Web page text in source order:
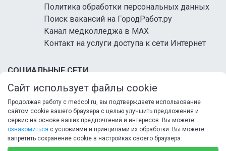
Политика обработки персональных данных
Поиск вакансий на ГородРабот.ру
Канал медколледжа в MAX
Контакт на услуги доступа к сети Интернет
СОЦИАЛЬНЫЕ СЕТИ
© 2026 ФГБ ПОУ «Кисловодский медицинский
Сайт использует файлы cookie
Продолжая работу с medcol.ru, вы подтверждаете использование
сайтом cookie вашего браузера с целью улучшить предложения и
сервис на основе ваших предпочтений и интересов. Вы можете
ознакомиться с условиями и принципами их обработки. Вы можете
запретить сохранение cookie в настройках своего браузера.